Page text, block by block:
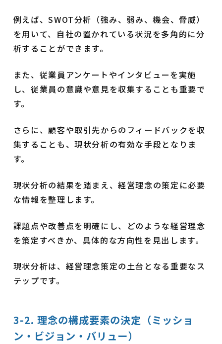
例えば、SWOT分析（強み、弱み、機会、脅威）
を用いて、自社の置かれている状況を多角的に分
析することができます。
また、従業員アンケートやインタビューを実施
し、従業員の意識や意見を収集することも重要で
す。
さらに、顧客や取引先からのフィードバックを収
集することも、現状分析の有効な手段となりま
す。
現状分析の結果を踏まえ、経営理念の策定に必要
な情報を整理します。
課題点や改善点を明確にし、どのような経営理念
を策定すべきか、具体的な方向性を見出します。
現状分析は、経営理念策定の土台となる重要なス
テップです。
3-2. 理念の構成要素の決定（ミッショ
ン・ビジョン・バリュー）